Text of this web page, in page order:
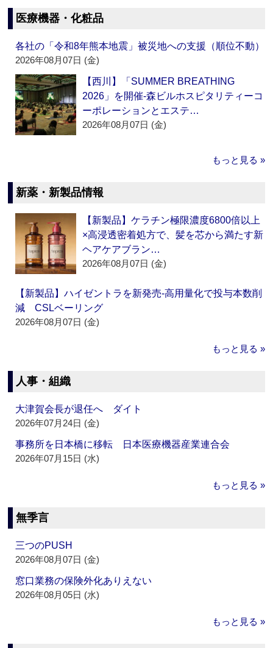
医療機器・化粧品
各社の「令和8年熊本地震」被災地への支援（順位不動）
2026年08月07日 (金)
【西川】「SUMMER BREATHING
2026」を開催‐森ビルホスピタリティーコ
ーポレーションとエステ…
2026年08月07日 (金)
もっと見る »
新薬・新製品情報
【新製品】ケラチン極限濃度6800倍以上
×高浸透密着処方で、髪を芯から満たす新
ヘアケアブラン…
2026年08月07日 (金)
【新製品】ハイゼントラを新発売‐高用量化で投与本数削
減 CSLベーリング
2026年08月07日 (金)
もっと見る »
人事・組織
大津賀会長が退任へ ダイト
2026年07月24日 (金)
事務所を日本橋に移転 日本医療機器産業連合会
2026年07月15日 (水)
もっと見る »
無季言
三つのPUSH
2026年08月07日 (金)
窓口業務の保険外化ありえない
2026年08月05日 (水)
もっと見る »